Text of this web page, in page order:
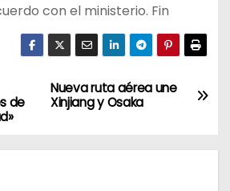
con el ministerio. Fin
Nueva ruta aérea une
Xinjiang y Osaka
de